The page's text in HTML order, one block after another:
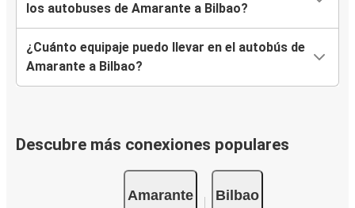
los autobuses de Amarante a Bilbao?
¿Cuánto equipaje puedo llevar en el autobús de
Amarante a Bilbao?
Descubre más conexiones populares
Amarante Bilbao